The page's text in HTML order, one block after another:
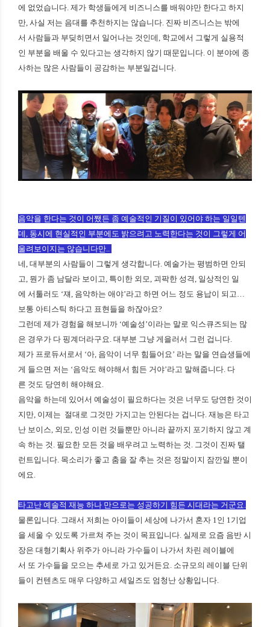
에 없었습니다. 제가 학생들에게 비즈니스를 배워야만 한다고 하지
만, 사실 저는 음대를 추천하지는 않습니다. 진짜 비즈니스는 밖에
서 사람들과 부딪히면서 일어나는 것인데, 학교에서 그렇게 실용적
인 부분을 배울 수 있다고는 생각하지 않기 때문입니다. 이 분야에 종
사하는 많은 사람들이 공감하는 부분일겁니다.
음악을 한다는 것이 어쨌든 좀 예술적인 기질이 있어야 하는 일일텐
데, 동시에 현실적인 부분에도 밝으려고 노력한다는 것이 그렇게 어
울려보이지는 않습니다만..
네, 대부분의 사람들이 그렇게 생각합니다. 예술가는 평범하면 안되
고, 뭔가 좀 남달라 보이고, 특이한 외모, 괴팍한 성격, 일상적인 일
에 서툴러도 ‘쟤, 음악하는 애야’라고 하면 어느 정도 용납이 되고…
보통 아티스틱 하다고 표현들을 하잖아요?
그런데 제가 경험을 해보니까 ‘예술성’이라는 말로 익스큐즈되는 많
은 경우가 다 핑계더라구요. 대부분 그냥 게을러서 그런 겁니다.
제가 프로듀서로서 ‘아, 음악이 너무 힘들어요’ 라는 말을 연습생들에
게 들으면 저는 ‘음악도 해야해서 힘든 거야’라고 말해줍니다. 다
른 것도 당연히 해야해요.
음악을 하는데 있어서 예술성이 필요하다는 것은 너무도 당연한 것이
지만, 이제는 절대로 그것만 가지고는 안된다는 겁니다. 재능은 타고
난 보이스, 외모, 인성 이런 것들뿐만 아니라 끝까지 포기하지 않고 계
속 하는 것. 필요한 모든 것을 배우려고 노력하는 것. 그것이 진짜 탤
런트입니다. 목소리가 좋고 춤을 잘 추는 것은 정말이지 잠깐일 뿐이
에요.
타고난 예술적 재능 하나 만으로는 성공하기 힘든 시대라는 거군요.
물론입니다. 그래서 저희는 아이들이 세상에 나가서 혼자 1인 1기업
을 세울 수 있도록 가르쳐 주는 것이 목표입니다. 실제로 요즘 음반 시
장은 대형기획사 위주가 아니라 가수들이 나가서 차린 레이블에
서 또 가수들을 모으는 추세로 가고 있거든요. 소규모의 레이블 단위
들이 컨텐츠도 매우 다양하고 세일즈도 엄청난 상황입니다.